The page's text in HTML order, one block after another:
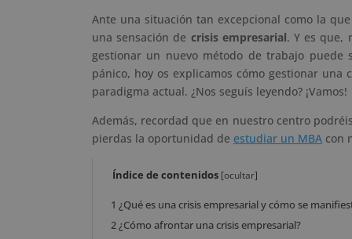
Ante una situación tan excepcional como la
una sensación de crisis empresarial. Y es que,
gestionar un nuevo método de trabajo
pánico, hoy os explicamos cómo gestionar
paradigma actual. ¿Nos seguís leyendo? ¡Vamos!
Además, recordad que en nuestro centro
pierdas la oportunidad de estudiar un MBA con
Índice de contenidos [ocultar]
1 ¿Qué es una crisis empresarial y cómo se
2¿Cómo afrontar una crisis empresarial?